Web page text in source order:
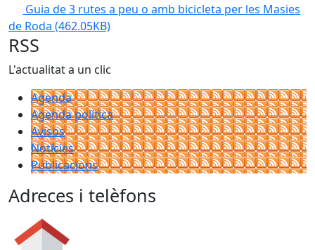
Guia de 3 rutes a peu o amb bicicleta per les Masies
de Roda (462.05KB)
RSS
L'actualitat a un clic
Agenda
Agenda política
Avisos
Notícies
Publicacions
Adreces i telèfons